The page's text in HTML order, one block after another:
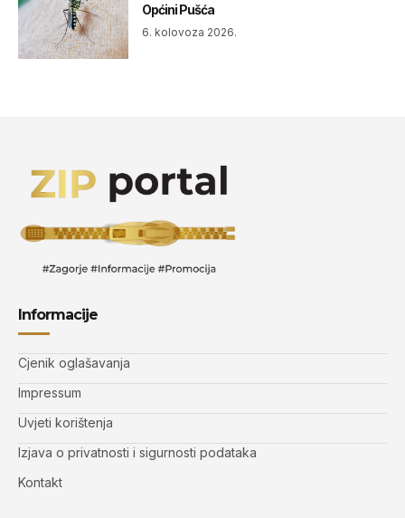
Općini Pušća
6. kolovoza 2026.
Informacije
Cjenik oglašavanja
Impressum
Uvjeti korištenja
Izjava o privatnosti i sigurnosti podataka
Kontakt